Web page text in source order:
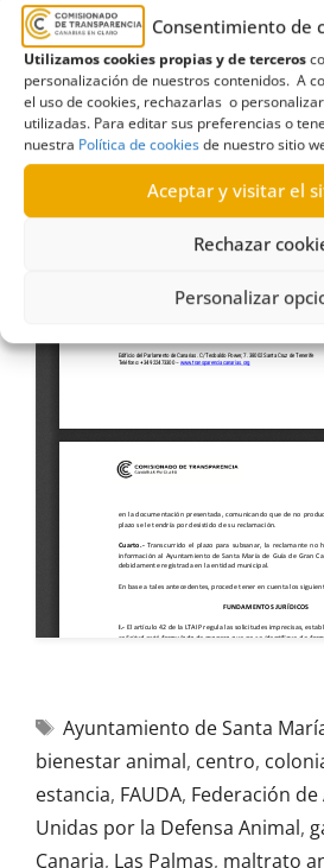
Consentimiento de
Utilizamos cookies propias y de terceros
personalización de nuestros contenidos. A
el uso de cookies, rechazarlas o
utilizadas. Para editar sus preferencias o
nuestra Política de cookiesde nuestro sitio
Aceptar y visitar el
Rechazar
Personalizar
Ayuntamiento de Santa
bienestar animal, centro,
estancia, FAUDA, Federación
Unidas por la Defensa Animal,
Canaria, Las Palmas, maltrato